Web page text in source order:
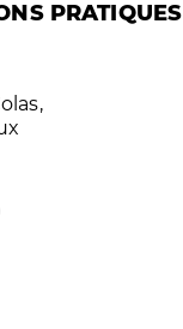
PRATIQUES